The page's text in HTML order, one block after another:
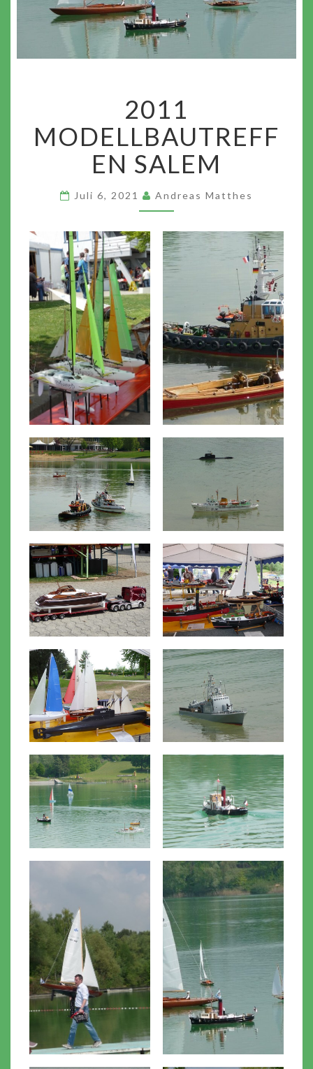
MODELLBAUTREFFEN
SALEM
2011
MODELLBAUTREFF
EN SALEM
Juli 6, 2021 Andreas Matthes